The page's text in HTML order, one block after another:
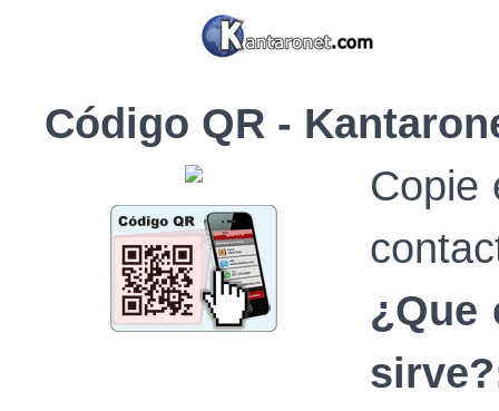
Código QR -
Copie
¿Que